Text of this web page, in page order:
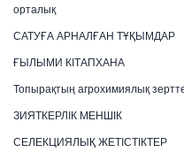
орталық
САТУҒА АРНАЛҒАН ТҰҚЫМДАР
ҒЫЛЫМИ КІТАПХАНА
Топырақтың агрохимиялық
ЗИЯТКЕРЛІК МЕНШІК
СЕЛЕКЦИЯЛЫҚ ЖЕТІСТІКТЕР